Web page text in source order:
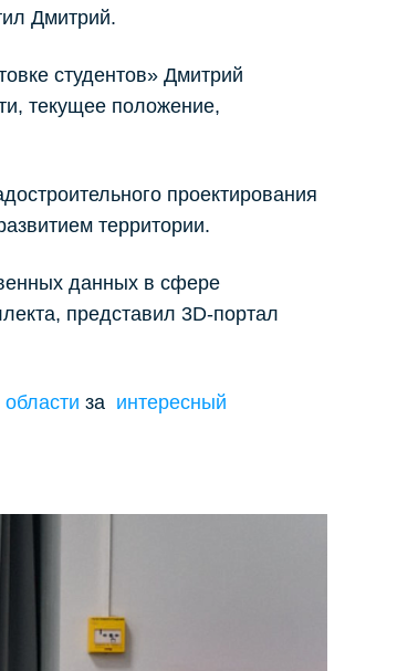
Дмитрий.
студентов» Дмитрий
текущее положение,
проектирования
территории.
данных в сфере
представил 3D-портал
за интересный